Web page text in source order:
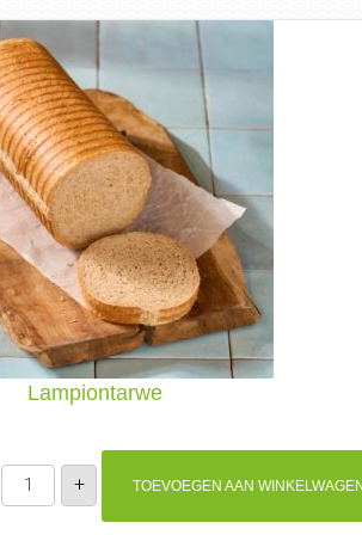
Lampiontarwe
Lampiontarwe
aantal
+ TOEVOEGEN AAN